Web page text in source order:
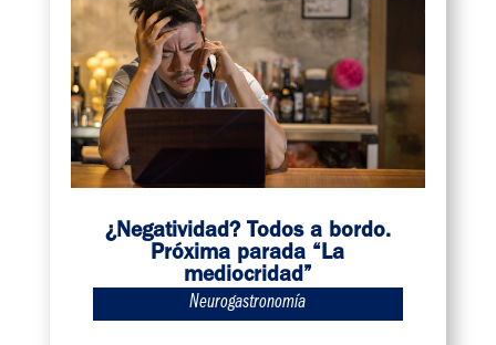
¿Negatividad? Todos a bordo.
Próxima parada “La
mediocridad”
Neurogastronomía